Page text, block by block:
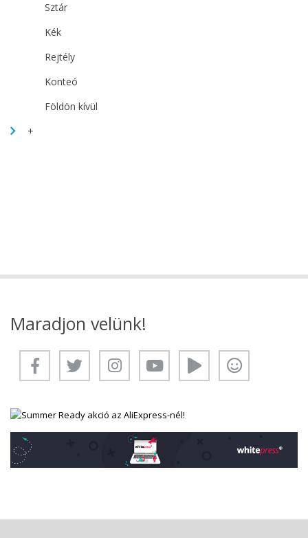
Sztár
Kék
Rejtély
Konteó
Földön kívül
+
Maradjon velünk!